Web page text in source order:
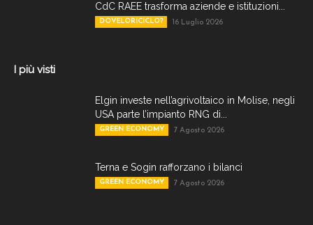
CdC RAEE trasforma aziende e istituzioni...
DOVELORICICLO? 16 Luglio 2026
I più visti
Elgin investe nell’agrivoltaico in Molise, negli
USA parte l’impianto RNG di...
GREEN ECONOMY 7 Agosto 2026
Terna e Sogin rafforzano i bilanci
GREEN ECONOMY 7 Agosto 2026